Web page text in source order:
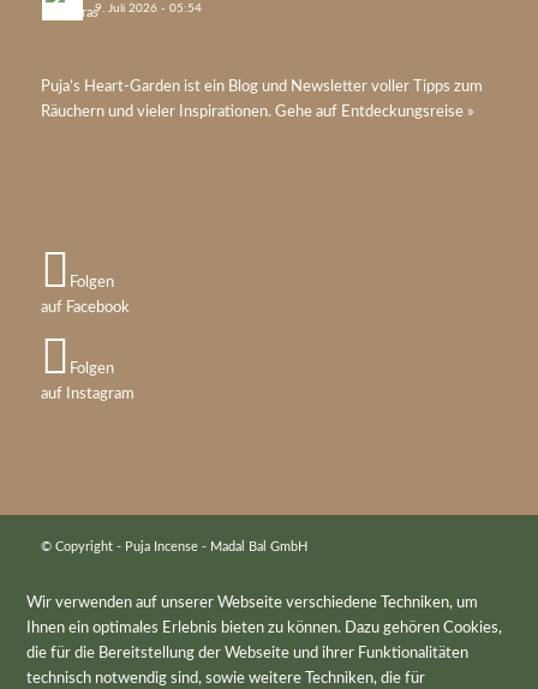
9. Juli 2026 - 05:54
Puja’s Heart-Gardenist ein Blog und Newsletter voller Tipps zum
Räuchern und vieler Inspirationen. Gehe auf Entdeckungsreise »
Folgen
auf Facebook
Folgen
auf Instagram
© Copyright - Puja Incense - Madal Bal GmbH
Wir verwenden auf unserer Webseite verschiedene Techniken, um
Ihnen ein optimales Erlebnis bieten zu können. Dazu gehören Cookies,
die für die Bereitstellung der Webseite und ihrer Funktionalitäten
technisch notwendig sind, sowie weitere Techniken, die für